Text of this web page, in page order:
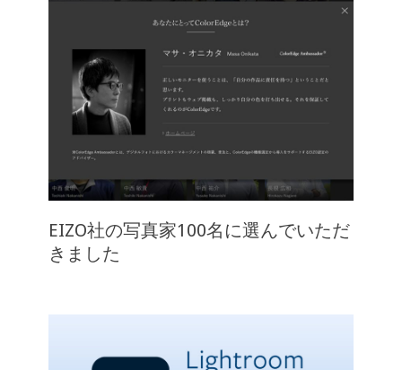
EIZO社の写真家100名に選んでいただ
きました